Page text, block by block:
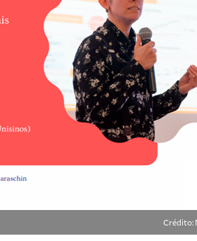
Crédito: